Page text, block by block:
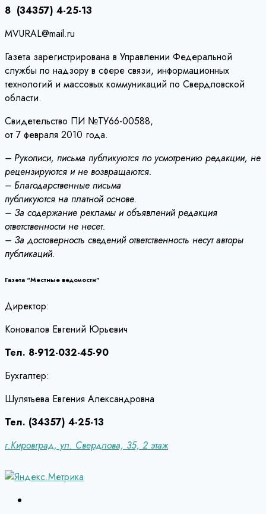
8 (34357) 4-25-13
MVURAL@mail.ru
Газета зарегистрирована в Управлении Федеральной
службы по надзору в сфере связи, информационных
технологий и массовых коммуникаций по Свердловской
области.
Свидетельство ПИ №ТУ66-00588,
от 7 февраля 2010 года.
– Рукописи, письма публикуются по усмотрению редакции, не
рецензируются и не возвращаются.
– Благодарственные письма
публикуются на платной основе.
– За содержание рекламы и объявлений редакция
ответственности не несет.
– За достоверность сведений ответственность несут авторы
публикаций.
Газета “Местные ведомости”
Директор:
Коновалов Евгений Юрьевич
Тел. 8-912-032-45-90
Бухгалтер:
Шулятьева Евгения Александровна
Тел. (34357) 4-25-13
г.Кировград, ул. Свердлова, 35, 2 этаж